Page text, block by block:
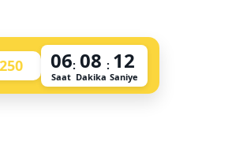
06
Saat
: 08
Dakika
: 11
Saniye